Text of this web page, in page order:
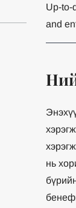
Up-to-
and
нь